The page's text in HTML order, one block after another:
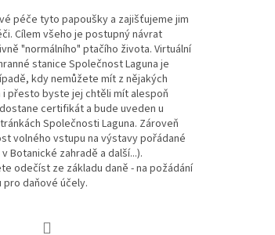
péče tyto papoušky a zajišťujeme jim
Cílem všeho je postupný návrat
"normálního" ptačího života. Virtuální
stanice Společnost Laguna je
kdy nemůžete mít z nějakých
i přesto byste jej chtěli mít alespoň
certifikát a bude uveden u
Společnosti Laguna. Zároveň
volného vstupu na výstavy pořádané
Botanické zahradě a další...).
odečíst ze základu daně - na požádání
daňové účely.